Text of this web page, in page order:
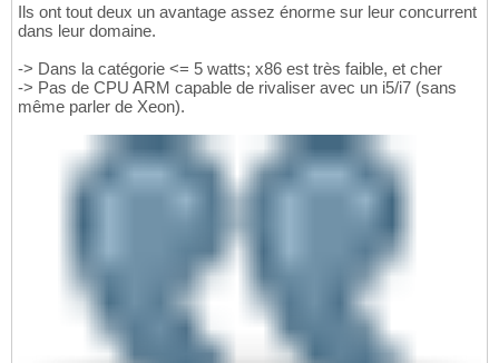
Ils ont tout deux un avantage assez énorme sur leur concurrent
dans leur domaine.
-> Dans la catégorie <= 5 watts; x86 est très faible, et cher
-> Pas de CPU ARM capable de rivaliser avec un i5/i7 (sans
même parler de Xeon).